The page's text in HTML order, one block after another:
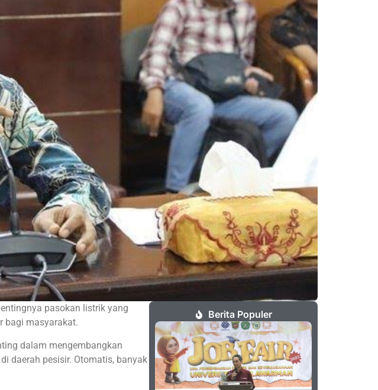
pasokan listrik yang
bagi masyarakat.
dalam mengembangkan
daerah pesisir. Otomatis, banyak
Berita Populer